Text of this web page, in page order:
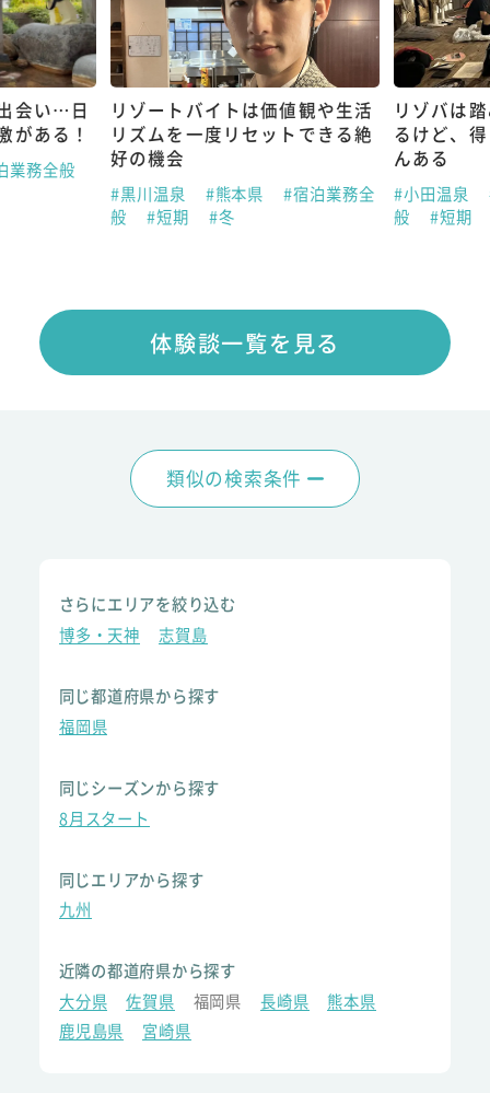
会い…日
がある！
業務全般
リゾートバイトは価値観や生活
リズムを一度リセットできる絶
好の機会
#黒川温泉 #熊本県
#宿泊業務全
般
#短期 #冬
リゾバは
るけど、
んある
#小田温泉
般
#短期
体験談一覧を見る
類似の検索条件
さらにエリアを絞り込む
博多・天神
志賀島
同じ都道府県から探す
福岡県
同じシーズンから探す
8月スタート
同じエリアから探す
九州
近隣の都道府県から探す
大分県
佐賀県 福岡県 長崎県
熊本県
鹿児島県
宮崎県